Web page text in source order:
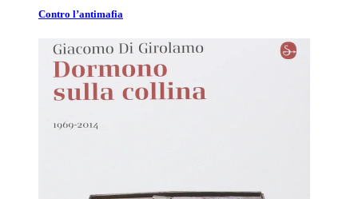
Contro l’antimafia